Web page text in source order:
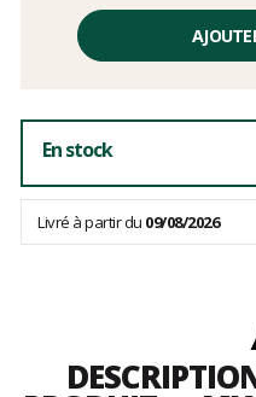
unitaire,
En stock
Livré à partir du 09/08/2026